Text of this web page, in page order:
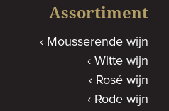
Assortiment
Mousserende wijn
Witte wijn
Rosé wijn
Rode wijn